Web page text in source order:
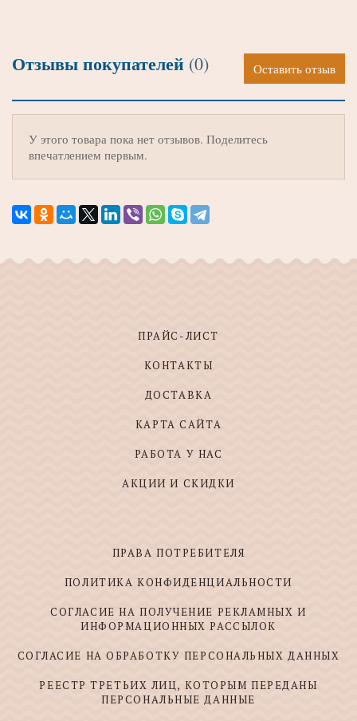
Отзывы покупателей (0) Оставить отзыв
У этого товара пока нет отзывов. Поделитесь
впечатлением первым.
ПРАЙС-ЛИСТ
КОНТАКТЫ
ДОСТАВКА
КАРТА САЙТА
РАБОТА У НАС
АКЦИИ И СКИДКИ
ПРАВА ПОТРЕБИТЕЛЯ
ПОЛИТИКА КОНФИДЕНЦИАЛЬНОСТИ
СОГЛАСИЕ НА ПОЛУЧЕНИЕ РЕКЛАМНЫХ И
ИНФОРМАЦИОННЫХ РАССЫЛОК
СОГЛАСИЕ НА ОБРАБОТКУ ПЕРСОНАЛЬНЫХ ДАННЫХ
РЕЕСТР ТРЕТЬИХ ЛИЦ, КОТОРЫМ ПЕРЕДАНЫ
ПЕРСОНАЛЬНЫЕ ДАННЫЕ